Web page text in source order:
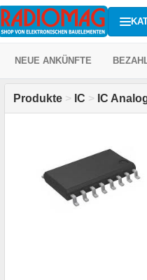
NEUE ANKÜNFTE
Produkte > IC > IC